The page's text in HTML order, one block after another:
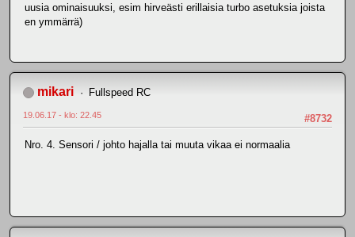
uusia ominaisuuksi, esim hirveästi erillaisia turbo asetuksia joista
en ymmärrä)
mikari Fullspeed RC
#8732
19.06.17 - klo: 22.45
Nro. 4. Sensori / johto hajalla tai muuta vikaa ei normaalia